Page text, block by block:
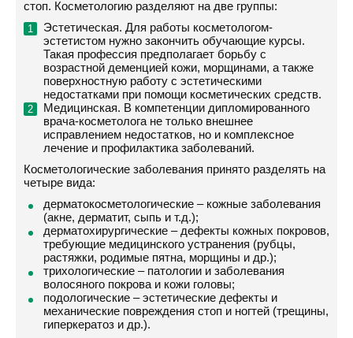
стоп. Косметологию разделяют на две группы:
Эстетическая. Для работы косметологом-
эстетистом нужно закончить обучающие курсы.
Такая профессия предполагает борьбу с
возрастной деменцией кожи, морщинами, а также
поверхностную работу с эстетическими
недостатками при помощи косметических средств.
Медицинская. В компетенции дипломированного
врача-косметолога не только внешнее
исправлением недостатков, но и комплексное
лечение и профилактика заболеваний.
Косметологические заболевания принято разделять на
четыре вида:
дерматокосметологические – кожные заболевания
(акне, дерматит, сыпь и т.д.);
дерматохирургические – дефекты кожных покровов,
требующие медицинского устранения (рубцы,
растяжки, родимые пятна, морщины и др.);
трихологические – патологии и заболевания
волосяного покрова и кожи головы;
подологические – эстетические дефекты и
механические повреждения стоп и ногтей (трещины,
гиперкератоз и др.).